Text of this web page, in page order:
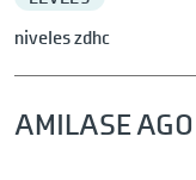
niveles zdhc
AMILASE AGO